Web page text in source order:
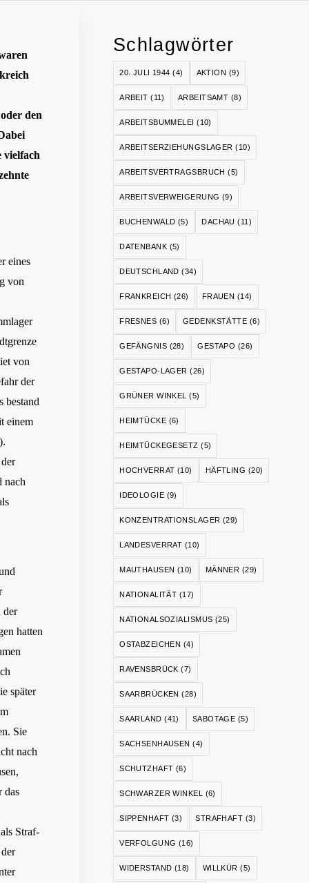
den
vielfach
eines
von
von
der
bestand
einem
nach
der
hatten
später
Sie
nach
das
Straf-
Schlagwörter
20. JULI 1944 (4) AKTION (9)
ARBEIT (11) ARBEITSAMT (8)
ARBEITSBUMMELEI (10)
ARBEITSERZIEHUNGSLAGER (10)
ARBEITSVERTRAGSBRUCH (5)
ARBEITSVERWEIGERUNG (9)
BUCHENWALD (5) DACHAU (11)
DATENBANK (5)
DEUTSCHLAND (34)
FRANKREICH (26) FRAUEN (14)
FRESNES (6) GEDENKSTÄTTE (6)
GEFÄNGNIS (28) GESTAPO (26)
GESTAPO-LAGER (26)
GRÜNER WINKEL (5)
HEIMTÜCKE (6)
HEIMTÜCKEGESETZ (5)
HOCHVERRAT (10) HÄFTLING (20)
IDEOLOGIE (9)
KONZENTRATIONSLAGER (29)
LANDESVERRAT (10)
MAUTHAUSEN (10) MÄNNER (29)
NATIONALITÄT (17)
NATIONALSOZIALISMUS (25)
OSTABZEICHEN (4)
RAVENSBRÜCK (7)
SAARBRÜCKEN (28)
SAARLAND (41) SABOTAGE (5)
SACHSENHAUSEN (4)
SCHUTZHAFT (6)
SCHWARZER WINKEL (6)
SIPPENHAFT (3) STRAFHAFT (3)
VERFOLGUNG (16)
WIDERSTAND (18) WILLKÜR (5)